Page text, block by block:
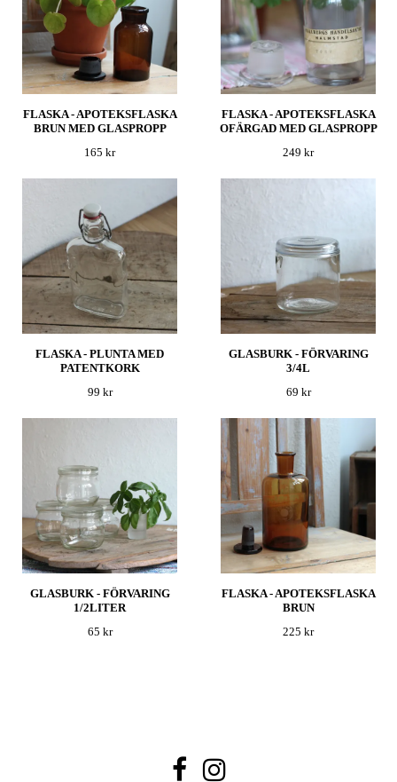
FLASKA - APOTEKSFLASKA
BRUN MED GLASPROPP
165 kr
FLASKA - APOTEKSFLASKA
OFÄRGAD MED GLASPROPP
249 kr
FLASKA - PLUNTA MED
PATENTKORK
99 kr
GLASBURK - FÖRVARING
3/4L
69 kr
GLASBURK - FÖRVARING
1/2LITER
65 kr
FLASKA - APOTEKSFLASKA
BRUN
225 kr